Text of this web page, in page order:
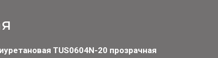
TUS0604N-20 прозрачная